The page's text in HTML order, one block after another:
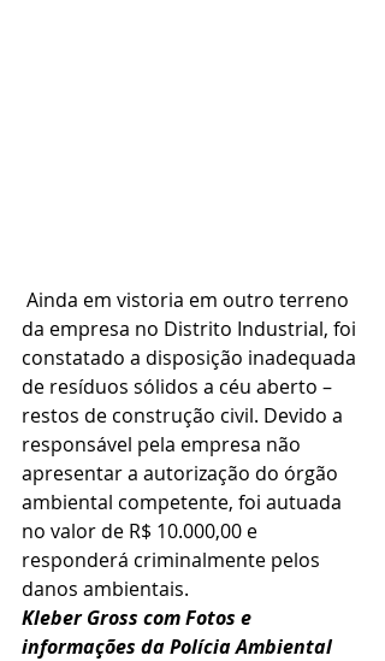
da empresa no Distrito Industrial, foi
constatado a disposição inadequada
de resíduos sólidos a céu aberto –
restos de construção civil. Devido a
responsável pela empresa não
apresentar a autorização do órgão
ambiental competente, foi autuada
no valor de R$ 10.000,00 e
responderá criminalmente pelos
danos ambientais.
Kleber Gross com Fotos e
informações da Polícia Ambiental